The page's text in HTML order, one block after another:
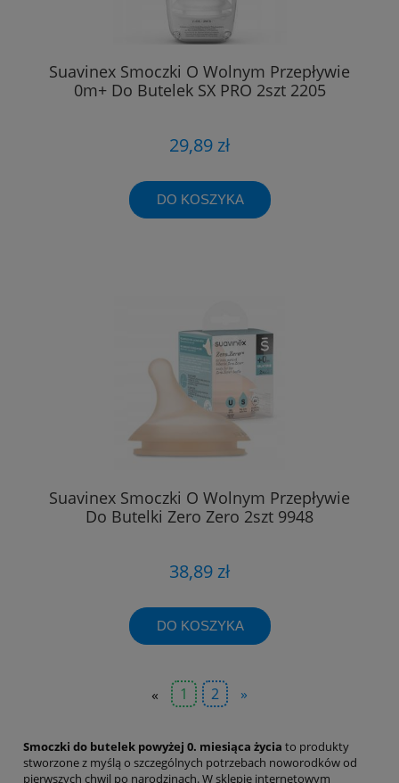
Suavinex Smoczki O Wolnym Przepływie
0m+ Do Butelek SX PRO 2szt 2205
29,89 zł
DO KOSZYKA
Suavinex Smoczki O Wolnym Przepływie
Do Butelki Zero Zero 2szt 9948
38,89 zł
DO KOSZYKA
« 1 2 »
Smoczki do butelek powyżej 0. miesiąca życia to produkty
stworzone z myślą o szczególnych potrzebach noworodków od
pierwszych chwil po narodzinach. W sklepie internetowym